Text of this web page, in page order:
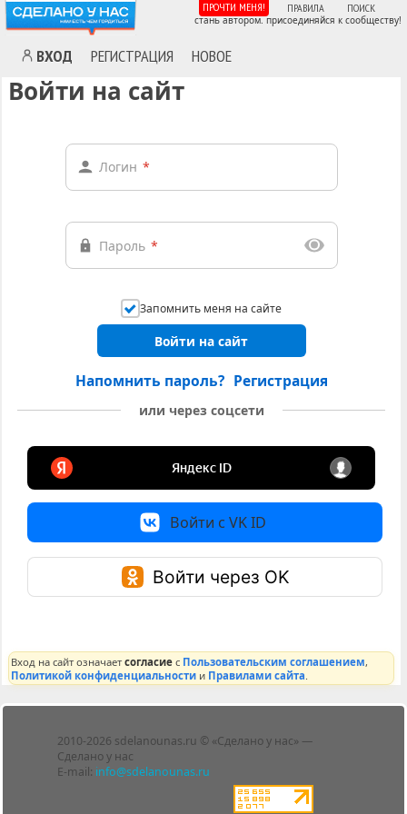
ВХОД РЕГИСТРАЦИЯ НОВОЕ
ПРОЧТИ МЕНЯ! ПРАВИЛА ПОИСК
стань автором. присоединяйся к сообществу!
Войти на сайт
Логин *
Пароль *
Запомнить меня на сайте
Войти на сайт
Напомнить пароль? Регистрация
или через соцсети
Войти с VK ID
Войти через OK
Вход на сайт означаетсогласие с Пользовательским соглашением,
Политикой конфиденциальности и Правилами сайта
2010-2026 sdelanounas.ru © «Сделано у нас» —
Сделано у нас
E-mail: info@sdelanounas.ru
Блоги
Люди
Политика